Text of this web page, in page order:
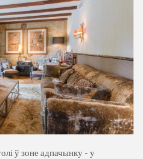
ў зоне адпачынку - у